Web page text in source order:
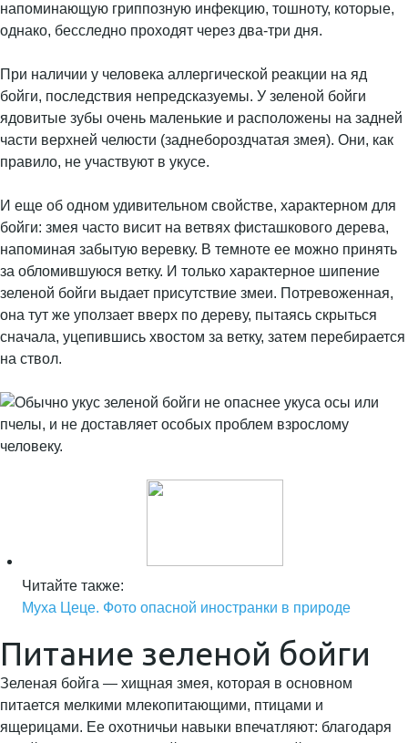
напоминающую гриппозную инфекцию, тошноту, которые,
однако, бесследно проходят через два-три дня.
При наличии у человека аллергической реакции на яд
бойги, последствия непредсказуемы. У зеленой бойги
ядовитые зубы очень маленькие и расположены на задней
части верхней челюсти (заднебороздчатая змея). Они, как
правило, не участвуют в укусе.
И еще об одном удивительном свойстве, характерном для
бойги: змея часто висит на ветвях фисташкового дерева,
напоминая забытую веревку. В темноте ее можно принять
за обломившуюся ветку. И только характерное шипение
зеленой бойги выдает присутствие змеи. Потревоженная,
она тут же уползает вверх по дереву, пытаясь скрыться
сначала, уцепившись хвостом за ветку, затем перебирается
на ствол.
Читайте также:
Муха Цеце. Фото опасной иностранки в природе
Питание зеленой бойги
Зеленая бойга — хищная змея, которая в основном
питается мелкими млекопитающими, птицами и
ящерицами. Ее охотничьи навыки впечатляют: благодаря